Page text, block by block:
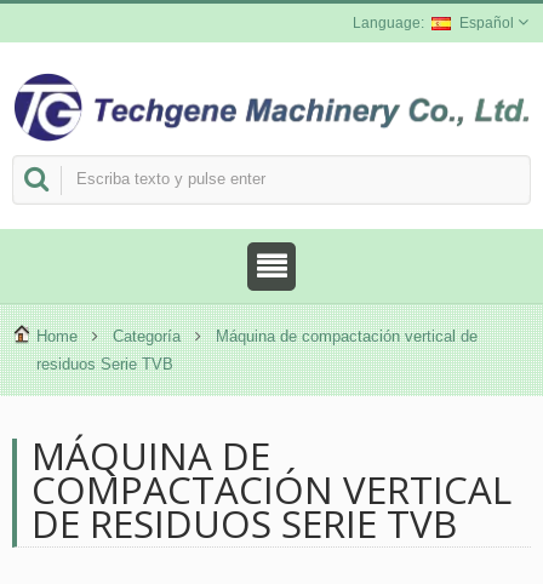
Español
Home Categoría
Máquina de compactación vertical de
residuos Serie TVB
MÁQUINA DE
COMPACTACIÓN VERTICAL
DE RESIDUOS SERIE TVB